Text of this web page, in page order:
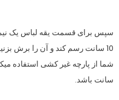
سپس برای قسمت یقه لباس یک نیم
10 سانت رسم کند و آن را برش بزنید.البته این برای پارچه های کشی است اگر
شما از پارچه غیر کشی استفاده
سانت باشد.